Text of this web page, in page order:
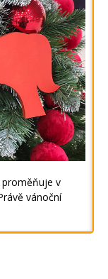
proměňuje v
vánoční